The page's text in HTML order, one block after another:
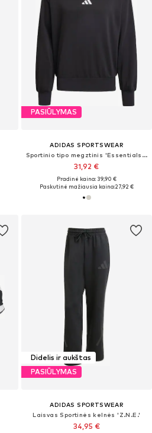
PASIŪLYMAS
ADIDAS SPORTSWEAR
Sportinio tipo megztinis 'Essentials Feelcozy'
31,92 €
Pradinė kaina: 39,90 €
Paskutinė mažiausia kaina:27,92 €
Didelis ir aukštas
PASIŪLYMAS
ADIDAS SPORTSWEAR
Laisvas Sportinės kelnės 'Z.N.E.'
34,95 €